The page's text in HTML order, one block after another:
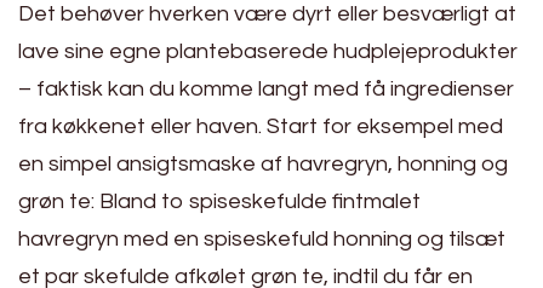
Det behøver hverken være dyrt eller besværligt at
lave sine egne plantebaserede hudplejeprodukter
– faktisk kan du komme langt med få ingredienser
fra køkkenet eller haven. Start for eksempel med
en simpel ansigtsmaske af havregryn, honning og
grøn te: Bland to spiseskefulde fintmalet
havregryn med en spiseskefuld honning og tilsæt
et par skefulde afkølet grøn te, indtil du får en